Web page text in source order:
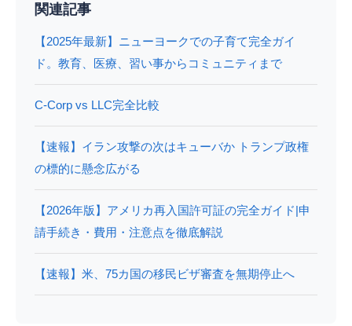
関連記事
【2025年最新】ニューヨークでの子育て完全ガイ
ド。教育、医療、習い事からコミュニティまで
C-Corp vs LLC完全比較
【速報】イラン攻撃の次はキューバか トランプ政権
の標的に懸念広がる
【2026年版】アメリカ再入国許可証の完全ガイド|申
請手続き・費用・注意点を徹底解説
【速報】米、75カ国の移民ビザ審査を無期停止へ